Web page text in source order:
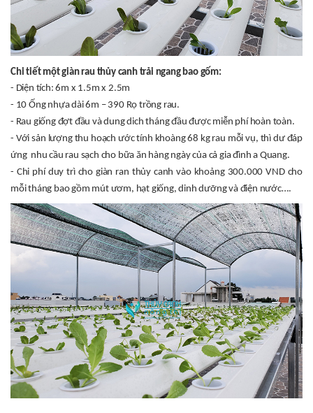
Chi tiết một giàn rau thủy canh trải ngang bao gốm:
- Diện tích: 6m x 1.5m x 2.5m
- 10 Ống nhựa dài 6m – 390 Rọ trồng rau.
- Rau giống đợt đầu và dung dich tháng đầu được miễn phí hoàn toàn.
- Với sản lượng thu hoạch ước tính khoàng 68 kg rau mỗi vụ, thì dư đáp
ứng nhu cầu rau sạch cho bữa ăn hàng ngày của cả gia đình a Quang.
- Chi phí duy trì cho giàn ran thủy canh vào khoảng 300.000 VND cho
mỗi tháng bao gồm mút ươm, hạt giống, dinh dưỡng và điện nước….